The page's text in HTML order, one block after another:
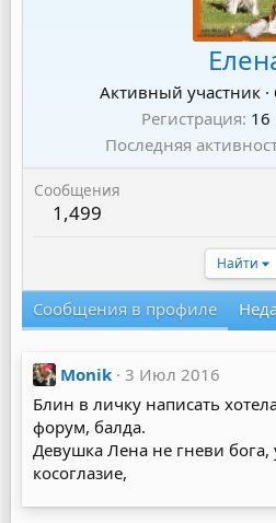
Активный участник ·
Регистрация 16
Последняя
Сообщения
1,499
Найти
Сообщения в профиле
Monik 3 Июл 2016
Блин в личку написать
форум, балда.
Девушка Лена не гневи бога,
косоглазие,